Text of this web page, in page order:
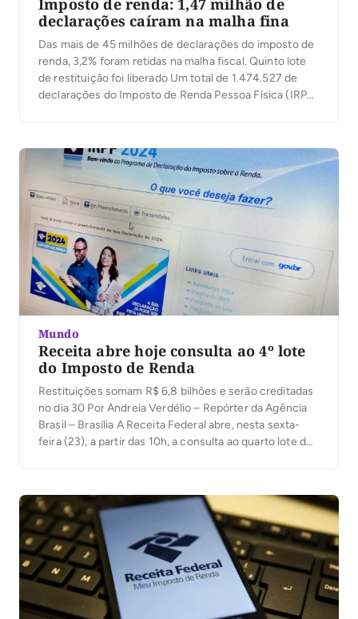
Imposto de renda: 1,47 milhão de
declarações caíram na malha fina
Das mais de 45 milhões de declarações do imposto de
renda, 3,2% foram retidas na malha fiscal. Quinto lote
de restituição foi liberado Um total de 1.474.527 de
declarações do Imposto de Renda Pessoa Física (IRPF)
março […]
Mundo
Receita abre hoje consulta ao 4º lote
do Imposto de Renda
Restituições somam R$ 6,8 bilhões e serão creditadas
no dia 30 Por Andreia Verdélio – Repórter da Agência
Brasil – Brasília A Receita Federal abre, nesta sexta-
feira (23), a partir das 10h, a consulta ao quarto lote de